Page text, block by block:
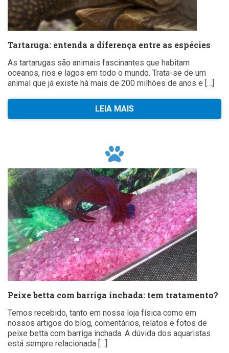
Tartaruga: entenda a diferença entre as espécies
As tartarugas são animais fascinantes que habitam
oceanos, rios e lagos em todo o mundo. Trata-se de um
animal que já existe há mais de 200 milhões de anos e […]
LEIA MAIS
Peixe betta com barriga inchada: tem tratamento?
Temos recebido, tanto em nossa loja física como em
nossos artigos do blog, comentários, relatos e fotos de
peixe betta com barriga inchada. A dúvida dos aquaristas
está sempre relacionada […]